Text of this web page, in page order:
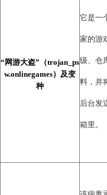
“网游大盗”（trojan_ps
w.onlinegames）及变
种
它是一
家的游
级、仓
料，并
后台发
箱里。